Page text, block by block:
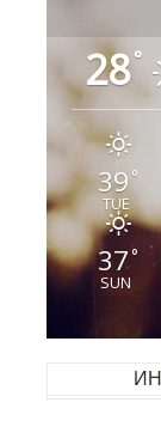
28°
39°
TUE
37°
SUN